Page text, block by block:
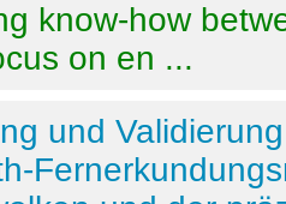
know-how
on en ...
und